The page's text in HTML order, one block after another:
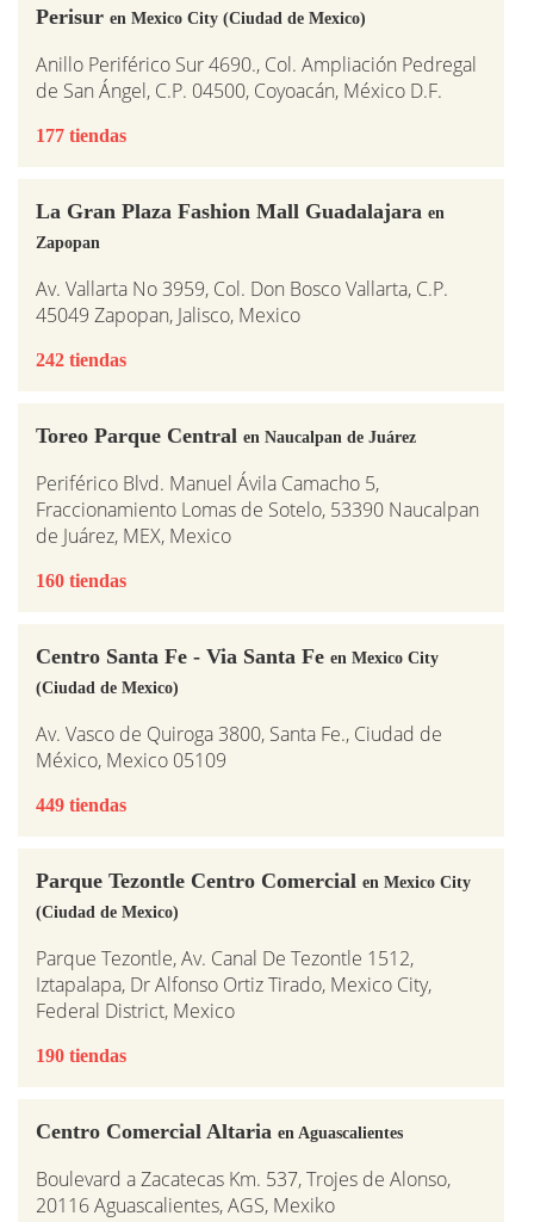
Perisur en Mexico City (Ciudad de Mexico)
Anillo Periférico Sur 4690., Col. Ampliación Pedregal
de San Ángel, C.P. 04500, Coyoacán, México D.F.
177 tiendas
La Gran Plaza Fashion Mall Guadalajara en
Zapopan
Av. Vallarta No 3959, Col. Don Bosco Vallarta, C.P.
45049 Zapopan, Jalisco, Mexico
242 tiendas
Toreo Parque Central en Naucalpan de Juárez
Periférico Blvd. Manuel Ávila Camacho 5,
Fraccionamiento Lomas de Sotelo, 53390 Naucalpan
de Juárez, MEX, Mexico
160 tiendas
Centro Santa Fe - Via Santa Fe en Mexico City
(Ciudad de Mexico)
Av. Vasco de Quiroga 3800, Santa Fe., Ciudad de
México, Mexico 05109
449 tiendas
Parque Tezontle Centro Comercial en Mexico City
(Ciudad de Mexico)
Parque Tezontle, Av. Canal De Tezontle 1512,
Iztapalapa, Dr Alfonso Ortiz Tirado, Mexico City,
Federal District, Mexico
190 tiendas
Centro Comercial Altaria en Aguascalientes
Boulevard a Zacatecas Km. 537, Trojes de Alonso,
20116 Aguascalientes, AGS, Mexiko